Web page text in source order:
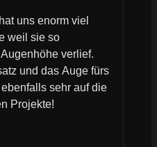
uns enorm viel
weil sie so
verlief.
und das Auge fürs
sehr auf die
Projekte!